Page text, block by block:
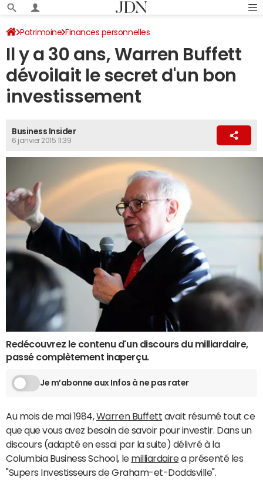
Patrimoine Finances personnelles
Il y a 30 ans, Warren Buffett
dévoilait le secret d'un bon
investissement
Business Insider
6 janvier 2015 11:39
Redécouvrez le contenu d'un discours du milliardaire,
passé complètement inaperçu.
Je m’abonne aux Infos à ne pas rater
Au mois de mai 1984,Warren Buffett avait résumé tout ce
que que vous avez besoin de savoir pour investir. Dans un
discours (adapté en essai par la suite) délivré à la
Columbia Business School, le milliardairea présenté les
"Supers Investisseurs de Graham-et-Doddsville".